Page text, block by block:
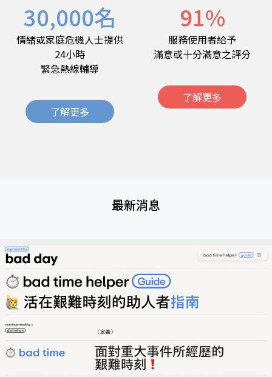
30,000名
情緒或家庭危機人士提供
24小時
緊急熱線輔導
了解更多
91%
服務使用者給予
滿意或十分滿意之評分
了解更多
最新消息